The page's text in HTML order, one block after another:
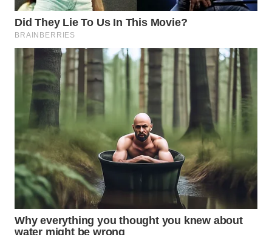
CIREBON
WN
INDRAMAYU
WN
KUNINGAN
WN
MAJALENGKA
WN
SUBANG
WN
SUKABUMI